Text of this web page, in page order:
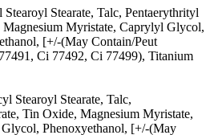
Stearate, Talc, Pentaerythrityl
Magnesium Myristate, Caprylyl Glycol,
[+/-(May Contain/Peut
Ci 77492, Ci 77499), Titanium
Stearoyl Stearate, Talc,
Tin Oxide, Magnesium Myristate,
Phenoxyethanol, [+/-(May